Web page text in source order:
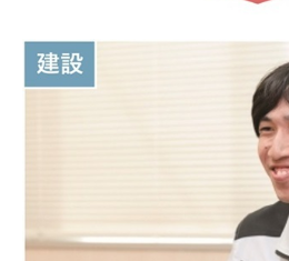
古民家再生 選ばれる理由